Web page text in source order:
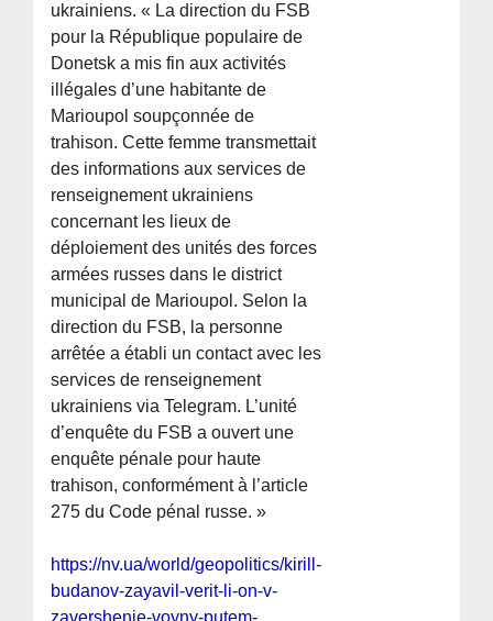
ukrainiens. « La direction du FSB
pour la République populaire de
Donetsk a mis fin aux activités
illégales d’une habitante de
Marioupol soupçonnée de
trahison. Cette femme transmettait
des informations aux services de
renseignement ukrainiens
concernant les lieux de
déploiement des unités des forces
armées russes dans le district
municipal de Marioupol. Selon la
direction du FSB, la personne
arrêtée a établi un contact avec les
services de renseignement
ukrainiens via Telegram. L’unité
d’enquête du FSB a ouvert une
enquête pénale pour haute
trahison, conformément à l’article
275 du Code pénal russe. »
https://nv.ua/world/geopolitics/kirill-
budanov-zayavil-verit-li-on-v-